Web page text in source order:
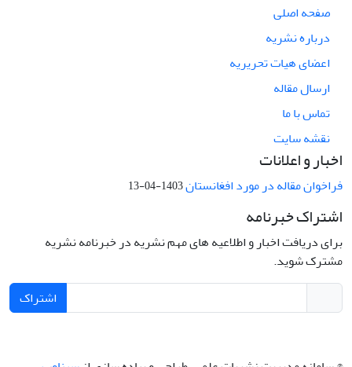
صفحه اصلی
درباره نشریه
اعضای هیات تحریریه
ارسال مقاله
تماس با ما
نقشه سایت
اخبار و اعلانات
فراخوان مقاله در مورد افغانستان1403-04-13
اشتراک خبرنامه
برای دریافت اخبار و اطلاعیه های مهم نشریه در خبرنامه نشریه
مشترک شوید.
اشتراک